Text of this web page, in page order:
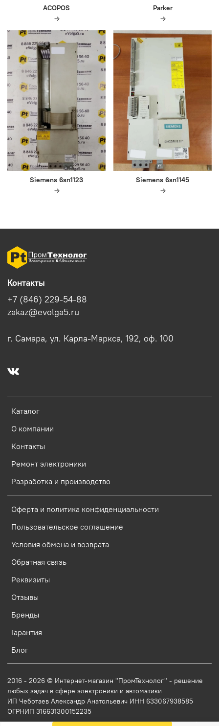
ACOPOS Parker
Siemens 6sn1123 Siemens 6sn1145
Каталог
О компании
Контакты
Ремонт электроники
Разработка и производство
Оферта и политика конфиденциальности
Пользовательское соглашение
Условия обмена и возврата
Обратная связь
Реквизиты
Отзывы
Бренды
Гарантия
Блог
Контакты
+7 (846) 229-54-88
zakaz@evolga5.ru
г. Самара, ул. Карла-Маркса, 192, оф. 100
2016 - 2026 © Интернет-магазин "ПромТехнолог" - решение
любых задач в сфере электроники и автоматики
ИП Чеботаев Александр Анатольевич ИНН 633067938585
ОГРНИП 316631300152235